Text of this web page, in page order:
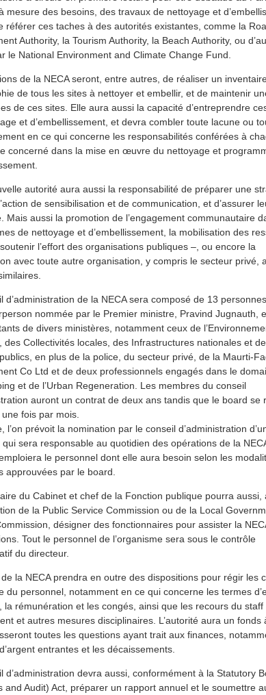
mesure des besoins, des travaux de nettoyage et
référer ces taches à des autorités existantes, comme la
Authority, la Tourism Authority, la Beach Authority, ou
le National Environment and Climate Change Fund.
de la NECA seront, entre autres, de réaliser un
de tous les sites à nettoyer et embellir, et de maintenir
de ces sites. Elle aura aussi la capacité d’entreprendre
et d’embellissement, et devra combler toute lacune ou
en ce qui concerne les responsabilités conférées à
concerné dans la mise en œuvre du nettoyage et
autorité aura aussi la responsabilité de préparer une
de sensibilisation et de communication, et d’assurer
Mais aussi la promotion de l’engagement communautaire
de nettoyage et d’embellissement, la mobilisation des
l’effort des organisations publiques –, ou encore la
avec toute autre organisation, y compris le secteur privé,
d’administration de la NECA sera composé de 13
nommée par le Premier ministre, Pravind Jugnauth,
de divers ministères, notamment ceux de
des Collectivités locales, des Infrastructures nationales et
en plus de la police, du secteur privé, de la Maurti-
Co Ltd et de deux professionnels engagés dans le
et de l’Urban Regeneration. Les membres du conseil
auront un contrat de deux ans tandis que le board se
fois par mois.
l’on prévoit la nomination par le conseil d’administration
qui sera responsable au quotidien des opérations de la
le personnel dont elle aura besoin selon les
approuvées par le board.
du Cabinet et chef de la Fonction publique pourra aussi,
de la Public Service Commission ou de la Local
désigner des fonctionnaires pour assister la
Tout le personnel de l’organisme sera sous le contrôle
du directeur.
la NECA prendra en outre des dispositions pour régir les
du personnel, notamment en ce qui concerne les termes
la rémunération et les congés, ainsi que les recours du staff
et autres mesures disciplinaires. L’autorité aura un fonds
toutes les questions ayant trait aux finances,
entrantes et les décaissements.
d’administration devra aussi, conformément à la Statutory
and Audit) Act, préparer un rapport annuel et le soumettre